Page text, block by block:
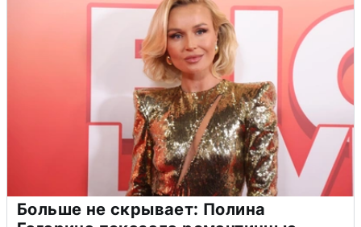
Больше не скрывает: Полина